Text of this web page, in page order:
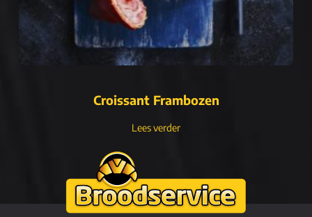
Croissant Frambozen
Lees verder